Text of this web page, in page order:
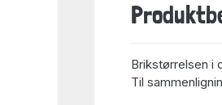
Brikstørrelsen i
Til